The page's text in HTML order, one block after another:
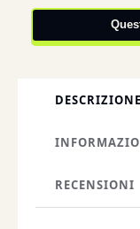
DESCRIZIONE
RECENSIONI